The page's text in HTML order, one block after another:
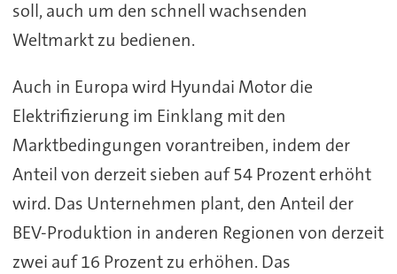
soll, auch um den schnell wachsenden
Weltmarkt zu bedienen.
Auch in Europa wird Hyundai Motor die
Elektrifizierung im Einklang mit den
Marktbedingungen vorantreiben, indem der
Anteil von derzeit sieben auf 54 Prozent erhöht
wird. Das Unternehmen plant, den Anteil der
BEV-Produktion in anderen Regionen von derzeit
zwei auf 16 Prozent zu erhöhen. Das